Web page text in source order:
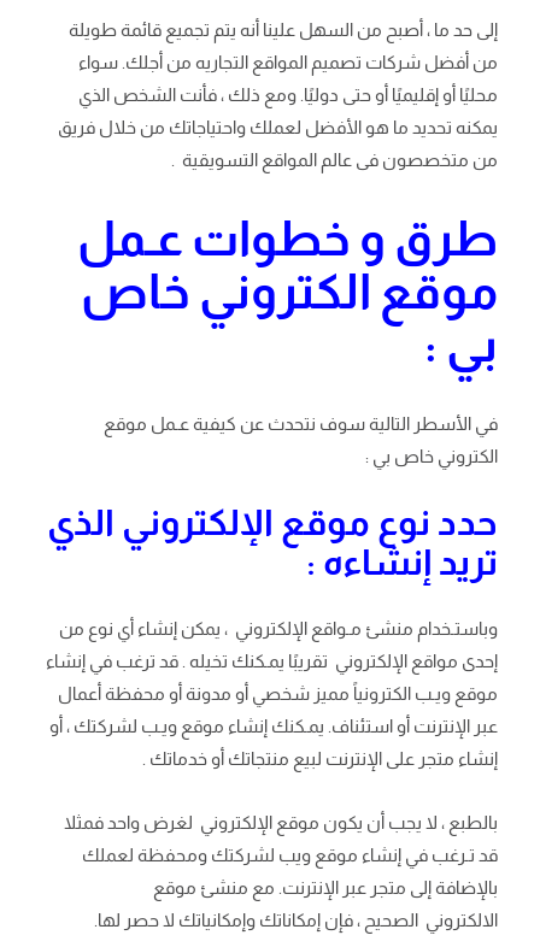
إلى حد ما ، أصبح من السهل علينا أنه يتم تجميع قائمة طويلة
من أفضل شركات تصميم المواقع التجاريه من أجلك. سواء
محليًا أو إقليميًا أو حتى دوليًا. ومع ذلك ، فأنت الشخص الذي
يمكنه تحديد ما هو الأفضل لعملك واحتياجاتك من خلال فريق
من متخصصون فى عالم المواقع التسويقية .
طرق و خطوات عـمل
موقع الكتروني خاص
بي :
في الأسطر التالية سوف نتحدث عن كيفية عـمل موقع
الكتروني خاص بي :
حدد نوع موقع الإلكتروني الذي
تريد إنشاءه :
وباستـخدام منشئ مـواقع الإلكتروني ، يمكن إنشاء أي نوع من
إحدى مواقع الإلكتروني تقريبًا يمـكنك تخيله . قد ترغب في إنشاء
موقع ويـب الكترونياً مميز شخصي أو مدونة أو محفظة أعمال
عبر الإنترنت أو استئناف. يمـكنك إنشاء موقع ويـب لشركتك ، أو
إنشاء متجر على الإنترنت لبيع منتجاتك أو خدماتك .
بالطبع ، لا يجب أن يكون موقع الإلكتروني لغرض واحد فمثلا
قد تـرغب في إنشاء موقع ويب لشركتك ومحفظة لعملك
بالإضافة إلى متجر عبر الإنترنت. مع منشئ موقع
الالكتروني الصحيح ، فإن إمكاناتك وإمكانياتك لا حصر لها.